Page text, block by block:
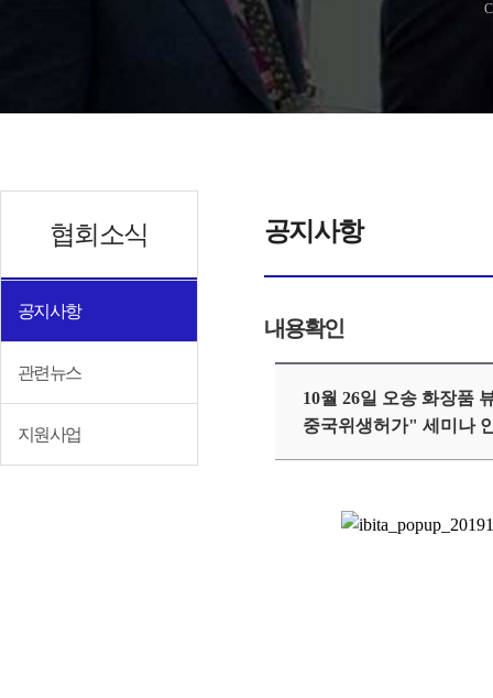
협회소식
공지사항
관련뉴스
지원사업
공지사항
내용확인
10월 26일 오송 화장품
중국위생허가" 세미나